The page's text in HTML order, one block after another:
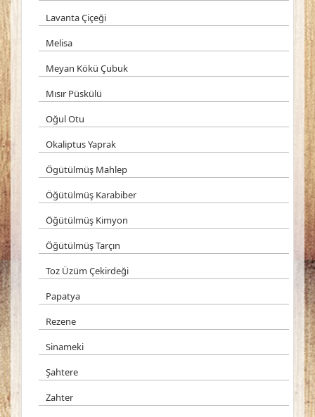
Lavanta Çiçeği
Melisa
Meyan Kökü Çubuk
Mısır Püskülü
Oğul Otu
Okaliptus Yaprak
Ögütülmüş Mahlep
Öğütülmüş Karabiber
Öğütülmüş Kimyon
Öğütülmüş Tarçın
Toz Üzüm Çekirdeği
Papatya
Rezene
Sinameki
Şahtere
Zahter